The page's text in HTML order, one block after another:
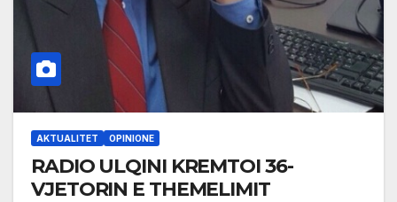
AKTUALITET OPINIONE
RADIO ULQINI KREMTOI 36-
VJETORIN E THEMELIMIT